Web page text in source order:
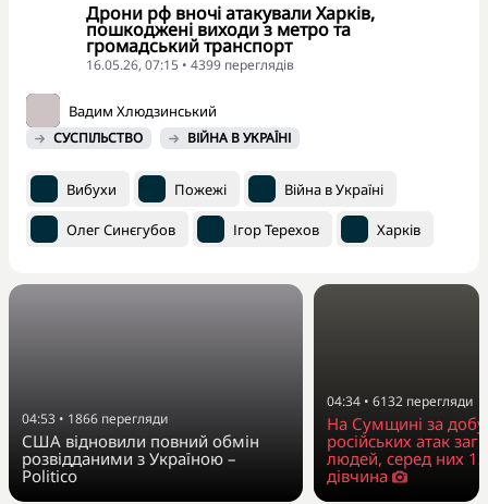
Дрони рф вночі атакували Харків,
пошкоджені виходи з метро та
громадський транспорт
16.05.26, 07:15 • 4399 переглядiв
Вадим Хлюдзинський
СУСПІЛЬСТВО ВІЙНА В УКРАЇНІ
Вибухи Пожежі Війна в Україні
Олег Синєгубов Ігор Терехов Харків
04:53 • 1866 перегляди
США відновили повний обмін
розвідданими з Україною –
Politico
04:34 • 6132 перегляди
На Сумщині за добу
російських атак
людей, серед них
дівчина